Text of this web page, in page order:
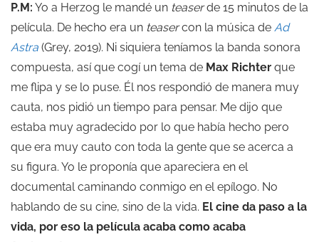
P.M: Yo a Herzog le mandé un teaserde 15 minutos de la
película. De hecho era un teasercon la música de Ad
Astra (Grey, 2019). Ni siquiera teníamos la banda sonora
compuesta, así que cogí un tema de Max Richter que
me flipa y se lo puse. Él nos respondió de manera muy
cauta, nos pidió un tiempo para pensar. Me dijo que
estaba muy agradecido por lo que había hecho pero
que era muy cauto con toda la gente que se acerca a
su figura. Yo le proponía que apareciera en el
documental caminando conmigo en el epílogo. No
hablando de su cine, sino de la vida. El cine da paso a la
vida, por eso la película acaba como acaba